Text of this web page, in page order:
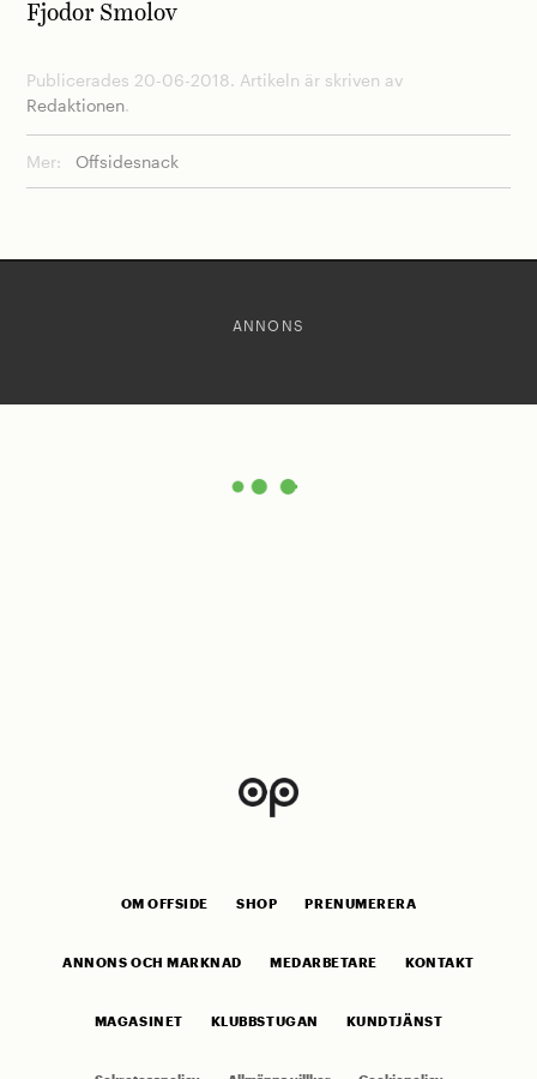
Fjodor Smolov
Publicerades 20-06-2018. Artikeln är skriven av
Redaktionen.
Mer: Offsidesnack
ANNONS
OM OFFSIDE SHOP PRENUMERERA
ANNONS OCH MARKNAD MEDARBETARE KONTAKT
MAGASINET KLUBBSTUGAN KUNDTJÄNST